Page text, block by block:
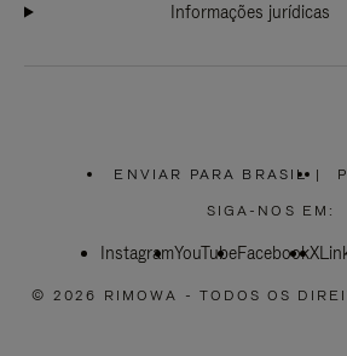
Informações jurídicas
ENVIAR PARA BRASIL
POR
FAVOR,
SUA
|
SIGA-NOS EM:
InstagramYouTubeFacebookX
© 2026 RIMOWA - TODOS OS